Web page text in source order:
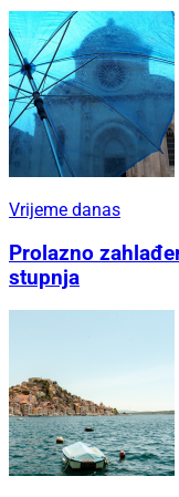
Vrijeme danas
Prolazno
stupnja